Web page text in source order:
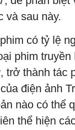
và sau này.
có tỷ lệ
phim truyền
trở thành tác
điện ảnh
nào có thể
thể hiện